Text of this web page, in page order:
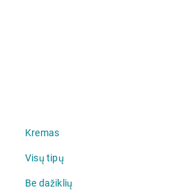
Kremas
Visų tipų
Be dažiklių